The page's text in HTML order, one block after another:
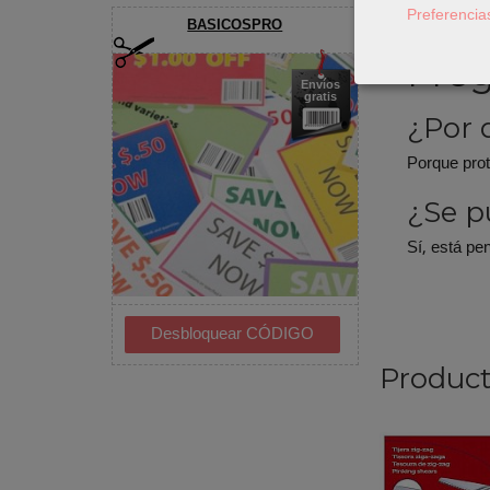
BASICOSPRO
Envíos
gratis
por el otro.
¿Por
Porque
¿Se
Sí, está